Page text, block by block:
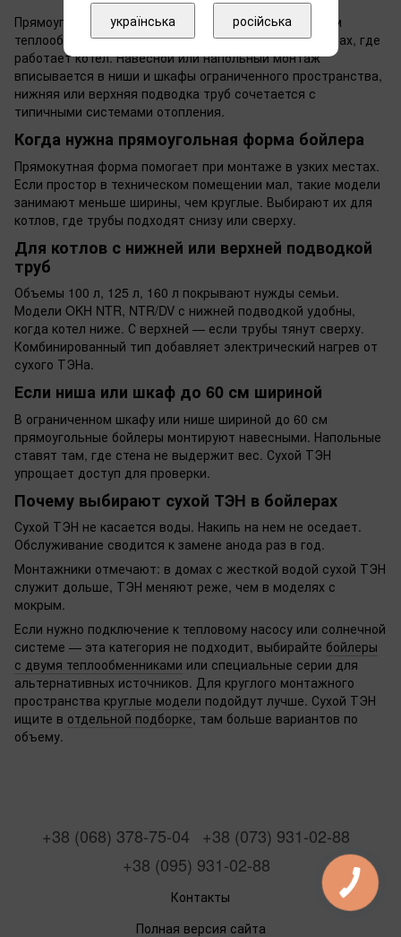
Прямоугольные бойлеры косвенного нагрева с одним
теплообменником ставят в частных домах и квартирах, где
работает котел. Навесной или напольный монтаж
вписывается в ниши и шкафы ограниченного пространства,
нижняя или верхняя подводка труб сочетается с
типичными системами отопления.
Когда нужна прямоугольная форма бойлера
Прямокутная форма помогает при монтаже в узких местах.
Если простор в техническом помещении мал, такие модели
занимают меньше ширины, чем круглые. Выбирают их для
котлов, где трубы подходят снизу или сверху.
Для котлов с нижней или верхней подводкой
труб
Объемы 100 л, 125 л, 160 л покрывают нужды семьи.
Модели OKH NTR, NTR/DV с нижней подводкой удобны,
когда котел ниже. С верхней — если трубы тянут сверху.
Комбинированный тип добавляет электрический нагрев от
сухого ТЭНа.
Если ниша или шкаф до 60 см шириной
В ограниченном шкафу или нише шириной до 60 см
прямоугольные бойлеры монтируют навесными. Напольные
ставят там, где стена не выдержит вес. Сухой ТЭН
упрощает доступ для проверки.
Почему выбирают сухой ТЭН в бойлерах
Сухой ТЭН не касается воды. Накипь на нем не оседает.
Обслуживание сводится к замене анода раз в год.
Монтажники отмечают: в домах с жесткой водой сухой ТЭН
служит дольше, ТЭН меняют реже, чем в моделях с
мокрым.
Если нужно подключение к тепловому насосу или солнечной
системе — эта категория не подходит, выбирайте бойлеры
с двумя теплообменниками или специальные серии для
альтернативных источников. Для круглого монтажного
пространства круглые модели подойдут лучше. Сухой ТЭН
ищите в отдельной подборке, там больше вариантов по
объему.
+38 (068) 378-75-04
+38 (073) 931-02-88
+38 (095) 931-02-88
Контакты
Полная версия сайта
українська російська